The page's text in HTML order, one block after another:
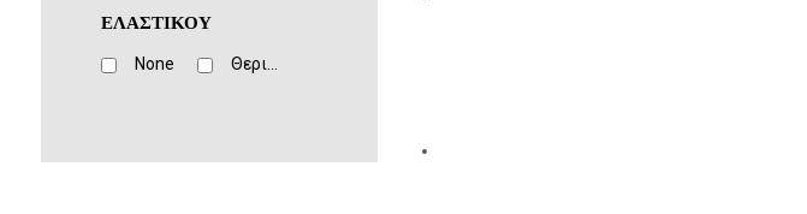
ΕΛΑΣΤΙΚΟΥ
None Θερινό